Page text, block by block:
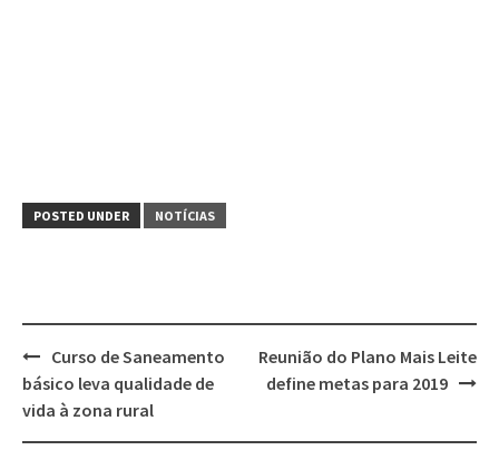
POSTED UNDER NOTÍCIAS
Post
navigation
Curso de Saneamento
básico leva qualidade de
vida à zona rural
Reunião do Plano Mais Leite
define metas para 2019